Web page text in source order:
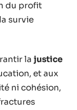
du profit
survie
la justice
et aux
ni cohésion,